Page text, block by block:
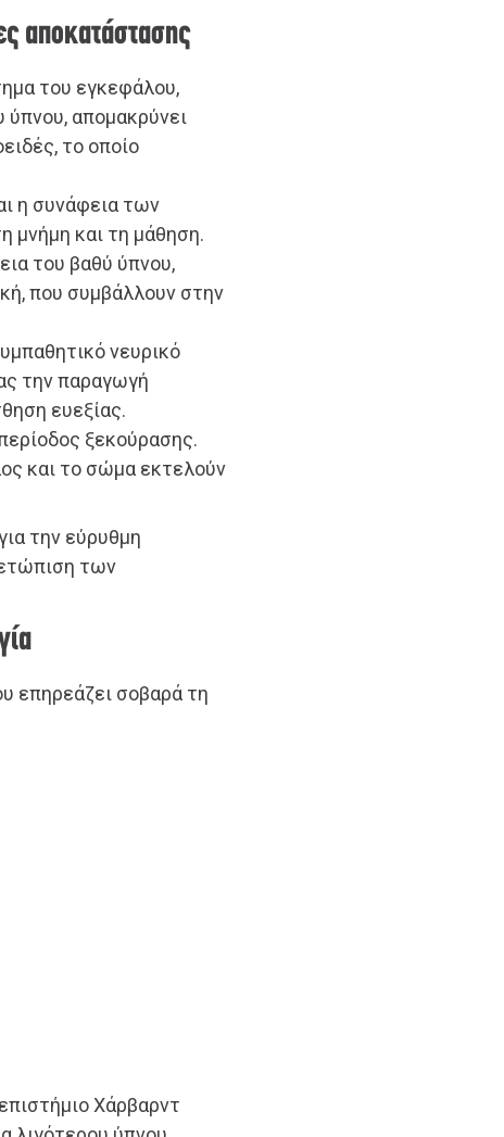
αποκατάστασης
του εγκεφάλου,
ύπνου, απομακρύνει
το οποίο
η συνάφεια των
μνήμη και τη μάθηση.
του βαθύ ύπνου,
που συμβάλλουν στην
νευρικό
την παραγωγή
ευεξίας.
ξεκούρασης.
και το σώμα εκτελούν
την εύρυθμη
των
επηρεάζει σοβαρά τη
Χάρβαρντ